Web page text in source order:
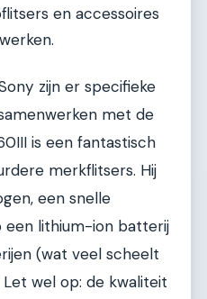
en accessoires
zijn er specifieke
met de
is een fantastisch
merkflitsers. Hij
een snelle
een lithium-ion batterij
(wat veel scheelt
wel op: de kwaliteit